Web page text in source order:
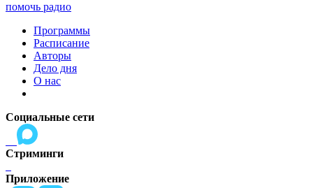
помочь радио
Программы
Расписание
Авторы
Дело дня
О нас
Социальные сети
Стриминги
Приложение